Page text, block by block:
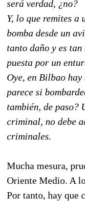
será verdad, ¿no?
Y, lo que remites a
bomba desde un
tanto daño y es
puesta por un
Oye, en Bilbao
parece si
también, de paso?
criminal, no debe
criminales.
Mucha mesura,
Oriente Medio. A
Por tanto, hay que